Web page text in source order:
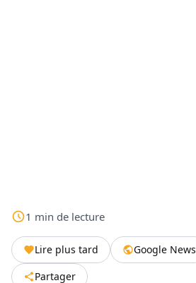
1 min de lecture
Lire plus tard Google News
Partager